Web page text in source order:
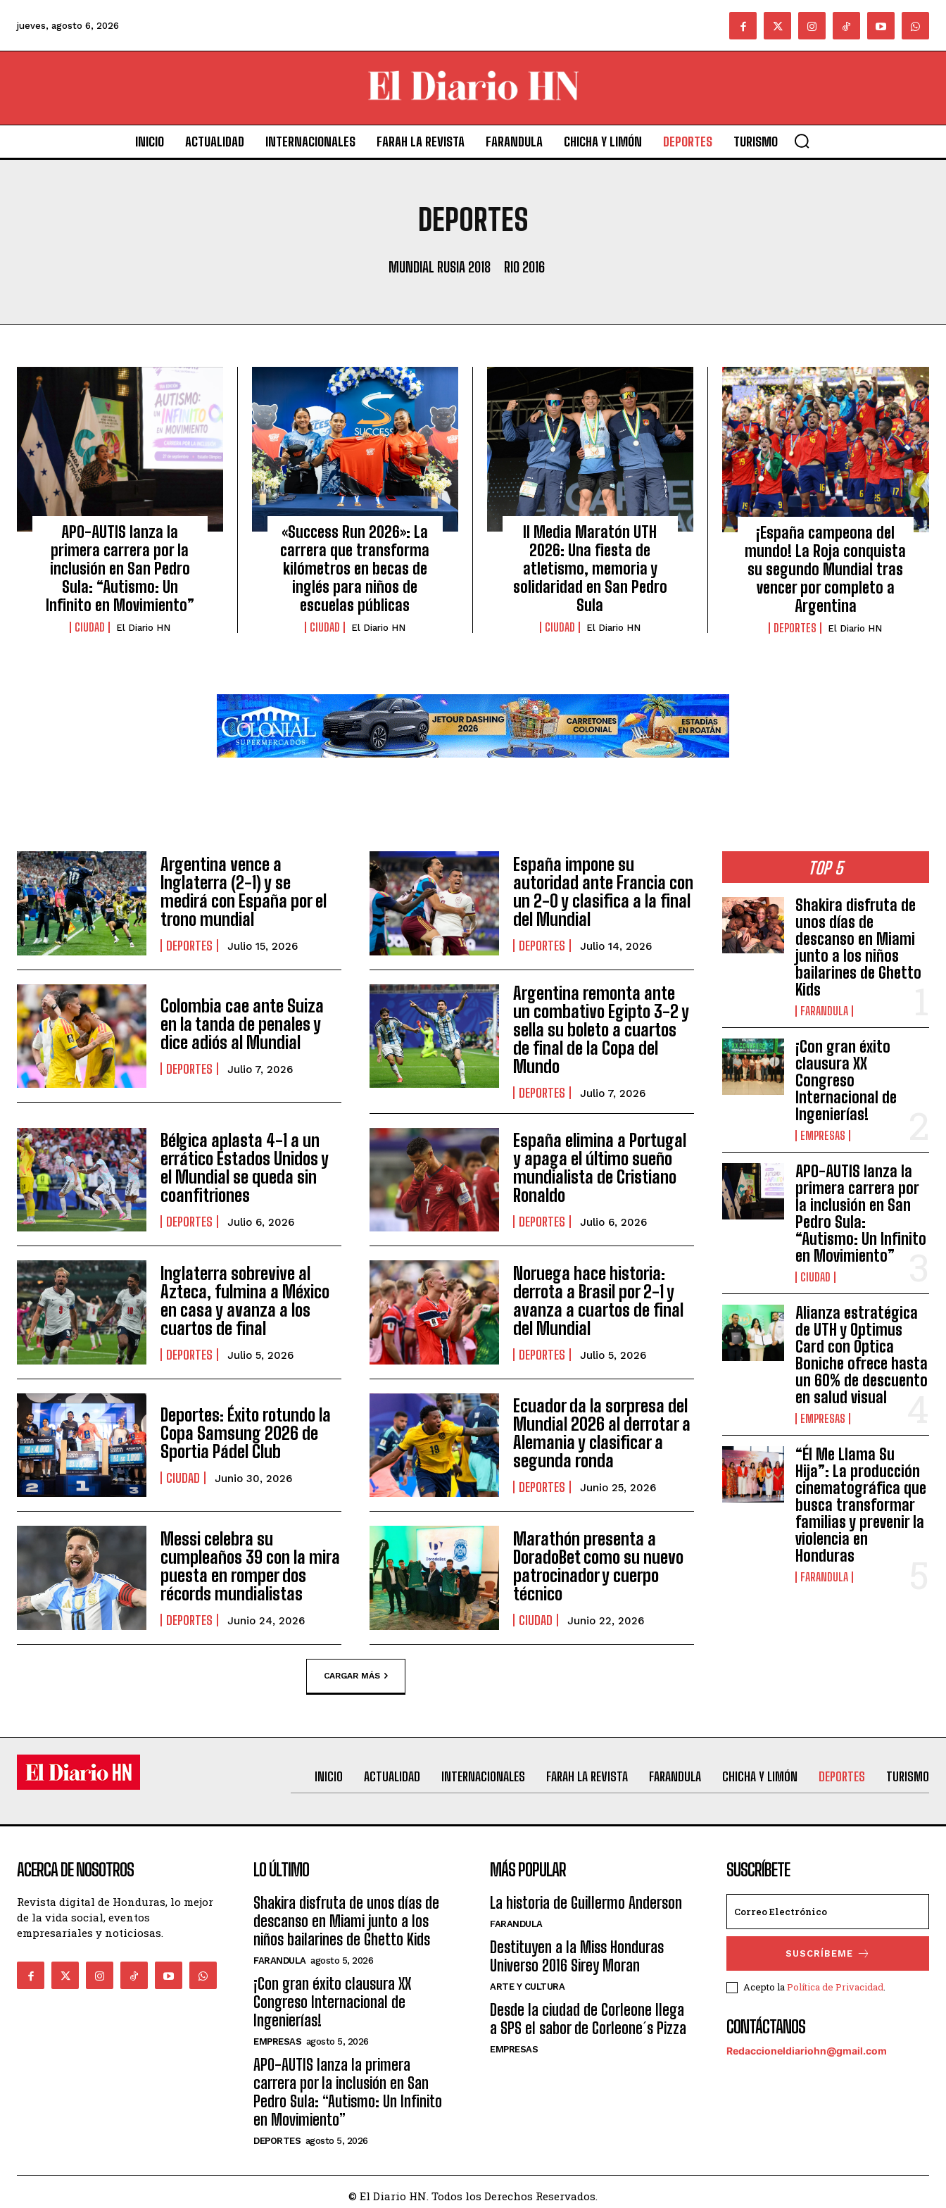
jueves, agosto 6, 2026
INICIO ACTUALIDAD INTERNACIONALES FARAH LA REVISTA FARANDULA CHICHA Y LIMÓN DEPORTES TURISMO
DEPORTES
MUNDIAL RUSIA 2018 RIO 2016
APO-AUTIS lanza la
primera carrera por la
inclusión en San Pedro
Sula: “Autismo: Un
Infinito en Movimiento”
CIUDAD El Diario HN
«Success Run 2026»: La
carrera que transforma
kilómetros en becas de
inglés para niños de
escuelas públicas
CIUDAD El Diario HN
II Media Maratón UTH
2026: Una fiesta de
atletismo, memoria y
solidaridad en San Pedro
Sula
CIUDAD El Diario HN
¡España campeona del
mundo! La Roja conquista
su segundo Mundial tras
vencer por completo a
Argentina
DEPORTES El Diario HN
Argentina vence a
Inglaterra (2-1) y se
medirá con España por el
trono mundial
DEPORTES Julio 15, 2026
España impone su
autoridad ante Francia con
un 2-0 y clasifica a la final
del Mundial
DEPORTES Julio 14, 2026
Colombia cae ante Suiza
en la tanda de penales y
dice adiós al Mundial
DEPORTES Julio 7, 2026
Argentina remonta ante
un combativo Egipto 3-2 y
sella su boleto a cuartos
de final de la Copa del
Mundo
DEPORTES Julio 7, 2026
Bélgica aplasta 4-1 a un
errático Estados Unidos y
el Mundial se queda sin
coanfitriones
DEPORTES Julio 6, 2026
España elimina a Portugal
y apaga el último sueño
mundialista de Cristiano
Ronaldo
DEPORTES Julio 6, 2026
Inglaterra sobrevive al
Azteca, fulmina a México
en casa y avanza a los
cuartos de final
DEPORTES Julio 5, 2026
Noruega hace historia:
derrota a Brasil por 2-1 y
avanza a cuartos de final
del Mundial
DEPORTES Julio 5, 2026
Deportes: Éxito rotundo la
Copa Samsung 2026 de
Sportia Pádel Club
CIUDAD Junio 30, 2026
Ecuador da la sorpresa del
Mundial 2026 al derrotar a
Alemania y clasificar a
segunda ronda
DEPORTES Junio 25, 2026
Messi celebra su
cumpleaños 39 con la mira
puesta en romper dos
récords mundialistas
DEPORTES Junio 24, 2026
Marathón presenta a
DoradoBet como su nuevo
patrocinador y cuerpo
técnico
CIUDAD Junio 22, 2026
CARGAR MÁS
TOP 5
Shakira disfruta de
unos días de
descanso en Miami
junto a los niños
bailarines de Ghetto
Kids
FARANDULA
¡Con gran éxito
clausura XX
Congreso
Internacional de
Ingenierías!
EMPRESAS
APO-AUTIS lanza la
primera carrera por
la inclusión en San
Pedro Sula:
“Autismo: Un Infinito
en Movimiento”
CIUDAD
Alianza estratégica
de UTH y Optimus
Card con Óptica
Boniche ofrece hasta
un 60% de descuento
en salud visual
EMPRESAS
“Él Me Llama Su
Hija”: La producción
cinematográfica que
busca transformar
familias y prevenir la
violencia en
Honduras
FARANDULA
INICIO ACTUALIDAD INTERNACIONALES FARAH LA REVISTA FARANDULA CHICHA Y LIMÓN DEPORTES TURISMO
ACERCA DE NOSOTROS
Revista digital de Honduras, lo mejor
de la vida social, eventos
empresariales y noticiosas.
LO ÚLTIMO
Shakira disfruta de unos días de
descanso en Miami junto a los
niños bailarines de Ghetto Kids
FARANDULA agosto 5, 2026
¡Con gran éxito clausura XX
Congreso Internacional de
Ingenierías!
EMPRESAS agosto 5, 2026
APO-AUTIS lanza la primera
carrera por la inclusión en San
Pedro Sula: “Autismo: Un Infinito
en Movimiento”
DEPORTES agosto 5, 2026
MÁS POPULAR
La historia de Guillermo Anderson
FARANDULA
Destituyen a la Miss Honduras
Universo 2016 Sirey Moran
ARTE Y CULTURA
Desde la ciudad de Corleone llega
a SPS el sabor de Corleone´s Pizza
EMPRESAS
SUSCRÍBETE
SUSCRÍBEME
Acepto laPolítica de Privacidad.
CONTÁCTANOS
Redaccioneldiariohn@gmail.com
© El Diario HN. Todos los Derechos Reservados.